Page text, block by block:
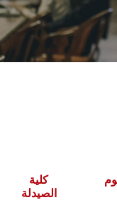
الشئون الأكاديمية
البحث العلمي
الأنظمة الذكية
كلية
الصيدلة